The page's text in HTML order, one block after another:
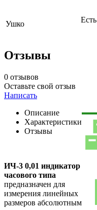
Ушко Есть
Отзывы
0 отзывов
Оставьте свой отзыв
Написать
Описание
Характеристики
Отзывы
ИЧ-3 0,01 индикатор
часового типа
предназначен для
измерения линейных
размеров абсолютным